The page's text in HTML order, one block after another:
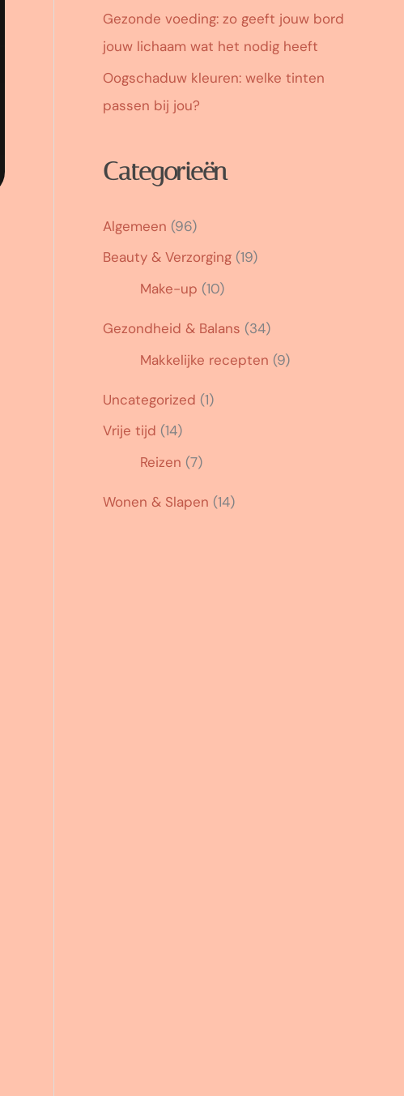
Gezonde voeding: zo geeft jouw bord
jouw lichaam wat het nodig heeft
Oogschaduw kleuren: welke tinten
passen bij jou?
Categorieën
Algemeen (96)
Beauty & Verzorging (19)
Make-up (10)
Gezondheid & Balans (34)
Makkelijke recepten (9)
Uncategorized (1)
Vrije tijd (14)
Reizen (7)
Wonen & Slapen (14)